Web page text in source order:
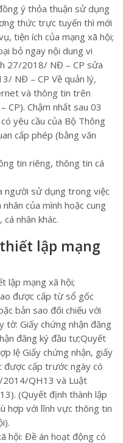
ý thỏa thuận sử dụng
thức trực tuyến thì mới
tiện ích của mạng xã hội;
bỏ ngay nội dung vi
27/2018/ NĐ – CP sửa
NĐ – CP Về quản lý,
và thông tin trên
Chậm nhất sau 03
yêu cầu của Bộ Thông
cấp phép (bằng văn
tin riêng, thông tin cá
người sử dụng trong việc
của mình hoặc cung
nhân khác.
lập mạng
lập mạng xã hội;
được cấp từ sổ gốc
bản sao đối chiếu với
tờ: Giấy chứng nhận đăng
đăng ký đầu tư;Quyết
lệ Giấy chứng nhận, giấy
được cấp trước ngày có
2014/QH13 và Luật
(Quyết định thành lập
hợp với lĩnh vực thông tin
hội: Đề án hoạt động có